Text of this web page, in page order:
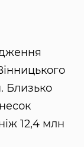
Близько
12,4 млн